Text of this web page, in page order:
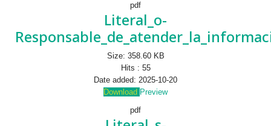
pdf
Literal_o-
Size: 358.60 KB
Hits : 55
Date added: 2025-10-20
Download Preview
pdf